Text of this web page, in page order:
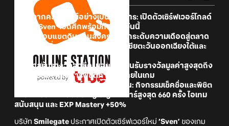
■ เปิดฉากความมันส์อย่างเป็นทางการ: เปิดตัวเซิร์ฟเวอร์โกลด์
รัชใหม่ ‘Sven’ เปิดศึกพร้อมกันแล้ววันนี้
■ ขยายขอบแขตดินแดนสงคราม: ยกระดับความเดือดสู่ตลาด
เวียดนาม เพิ่มเติมจากพื้นที่เดิมในเอเชียตะวันออกเฉียงใต้และ
■ โอกาสรับรางวัลสุดขีด: มอบสิทธิ์ลุ้นรับรางวัลมูลค่าสูงสุดถึง
2,037 USDt ผ่านการพิชิตภารกิจภายในเกม
■ กิจกรรมต้อนรับเซิร์ฟใหม่แจกไม่อั้น: กิจกรรมเช็คชื่อและพิชิต
ภารกิจเซิร์ฟ มอบบัตรอัญเชิญอวาตาร์สูงสุด 660 ครั้ง ไอเทม
สนับสนุน และ EXP Mastery +50%
บริษัท Smilegate ประกาศเปิดตัวเซิร์ฟเวอร์ใหม่ ‘Sven’ ของเกม